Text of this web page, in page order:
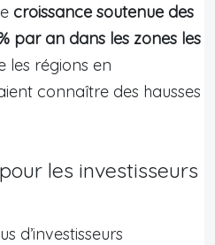
croissance soutenue des
par an dans les zones les
les régions en
connaître des hausses
les investisseurs
d’investisseurs